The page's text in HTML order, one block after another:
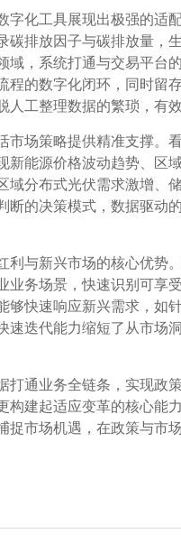
化工具展现出极强的适
排放因子与碳排放量，
，系统打通与交易平台
的数字化闭环，同时留
工整理数据的繁琐，有效
场策略提供精准支撑。
能源价格波动趋势、区
分布式光伏需求激增、
的决策模式，数据驱动
与新兴市场的核心优势
务场景，快速识别可享
快速响应新兴需求，如
迭代能力缩短了从市场
通业务全链条，实现政
建起适应变革的核心能
市场机遇，在政策与市